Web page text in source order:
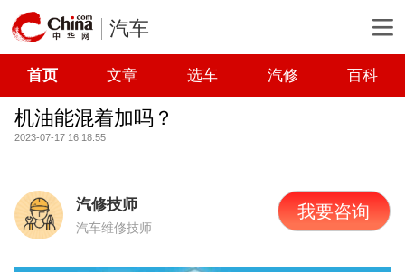
汽车
首页 文章 选车 汽修 百科
机油能混着加吗？
2023-07-17 16:18:55
汽修技师
汽车维修技师
我要咨询